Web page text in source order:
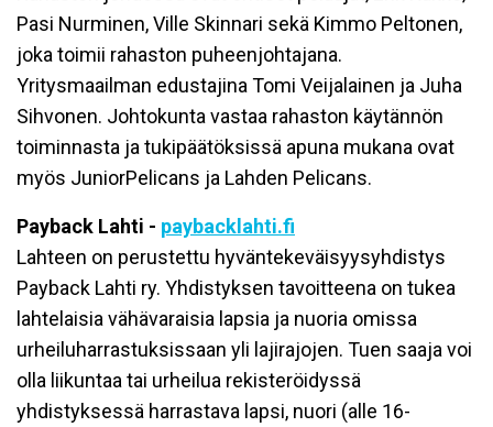
Pasi Nurminen, Ville Skinnari sekä Kimmo Peltonen,
joka toimii rahaston puheenjohtajana.
Yritysmaailman edustajina Tomi Veijalainen ja Juha
Sihvonen. Johtokunta vastaa rahaston käytännön
toiminnasta ja tukipäätöksissä apuna mukana ovat
myös JuniorPelicans ja Lahden Pelicans.
Payback Lahti - paybacklahti.fi
Lahteen on perustettu hyväntekeväisyysyhdistys
Payback Lahti ry. Yhdistyksen tavoitteena on tukea
lahtelaisia vähävaraisia lapsia ja nuoria omissa
urheiluharrastuksissaan yli lajirajojen. Tuen saaja voi
olla liikuntaa tai urheilua rekisteröidyssä
yhdistyksessä harrastava lapsi, nuori (alle 16-